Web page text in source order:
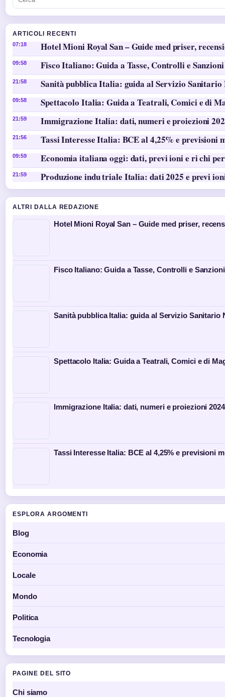
ARTICOLI RECENTI
07:18 Hotel Mioni Royal San – Guide med priser,
09:58 Fisco Italiano: Guida a Tasse, Controlli e Sanzioni
21:58 Sanità pubblica Italia: guida al Servizio Sanitario
09:58 Spettacolo Italia: Guida a Teatrali, Comici e di
21:59 Immigrazione Italia: dati, numeri e proiezioni
21:56 Tassi Interesse Italia: BCE al 4,25% e previsioni
09:59 Economia italiana oggi: dati, previ ioni e ri chi
21:59 Produzione indu triale Italia: dati 2025 e previ
ALTRI DALLA REDAZIONE
Hotel Mioni Royal San – Guide med priser,
Fisco Italiano: Guida a Tasse, Controlli e Sanzioni
Sanità pubblica Italia: guida al Servizio Sanitario
Spettacolo Italia: Guida a Teatrali, Comici e di
Immigrazione Italia: dati, numeri e proiezioni
Tassi Interesse Italia: BCE al 4,25% e previsioni
ESPLORA ARGOMENTI
Blog
Economia
Locale
Mondo
Politica
Tecnologia
PAGINE DEL SITO
Chi siamo